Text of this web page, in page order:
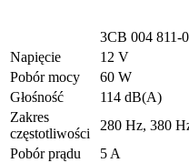
3CB 004 811-
Napięcie
12 V
Pobór mocy
60 W
Głośność
114 dB(A)
Zakres
częstotliwości
280 Hz, 380
Pobór prądu
5 A